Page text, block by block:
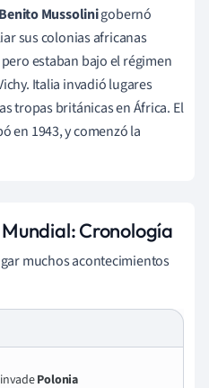
Benito Mussolinigobernó
sus colonias africanas
estaban bajo el régimen
Italia invadió lugares
tropas británicas en África. El
en 1943, y comenzó la
Cronología
muchos acontecimientos
Polonia